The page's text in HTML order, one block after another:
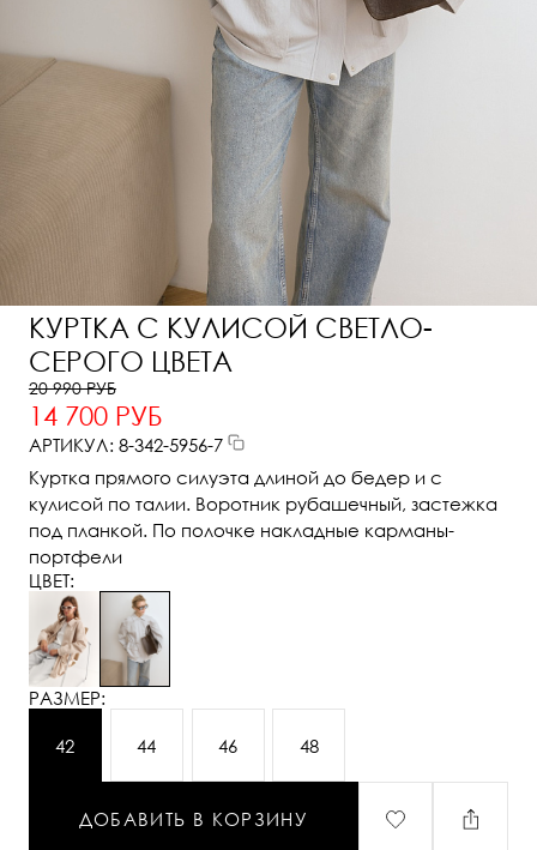
КУРТКА С КУЛИСОЙ СВЕТЛО-
СЕРОГО ЦВЕТА
20 990 РУБ
14 700 РУБ
АРТИКУЛ: 8-342-5956-7
Куртка прямого силуэта длиной до бедер и с
кулисой по талии. Воротник рубашечный, застежка
под планкой. По полочке накладные карманы-
портфели
ЦВЕТ:
РАЗМЕР:
42 44 46 48
ДОБАВИТЬ В КОРЗИНУ